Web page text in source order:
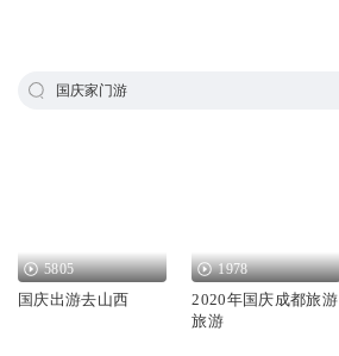
国庆家门游
5805
国庆出游去山西
1978
2020年国庆成都旅游
旅游